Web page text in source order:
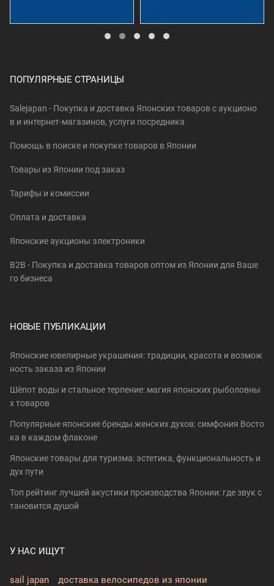
ПОПУЛЯРНЫЕ СТРАНИЦЫ
Salejapan - Покупка и доставка Японских товаров c аукционо
в и интернет-магазинов, услуги посредника
Помощь в поиске и покупке товаров в Японии
Товары из Японии под заказ
Тарифы и комиссии
Оплата и доставка
Японские аукционы электроники
B2B - Покупка и доставка товаров оптом из Японии для Ваше
го бизнеса
НОВЫЕ ПУБЛИКАЦИИ
Японские ювелирные украшения: традиции, красота и возмож
ность заказа из Японии
Шёпот воды и стальное терпение: магия японских рыболовны
х товаров
Популярные японские бренды женских духов: симфония Восто
ка в каждом флаконе
Японские товары для туризма: эстетика, функциональность и
дух пути
Топ рейтинг лучшей акустики производства Японии: где звук с
тановится душой
У НАС ИЩУТ
sail japan
доставка велосипедов из японии